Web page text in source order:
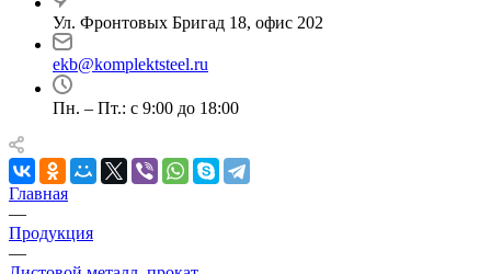
Ул. Фронтовых Бригад 18, офис 202
ekb@komplektsteel.ru
Пн. – Пт.: с 9:00 до 18:00
Главная
—
Продукция
—